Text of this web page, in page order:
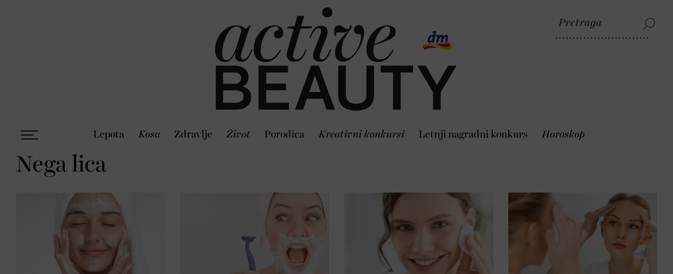
Lepota Kosa Zdravlje Život Porodica Kreativni konkursi Letnji nagradni konkurs Horoskop
Nega lica